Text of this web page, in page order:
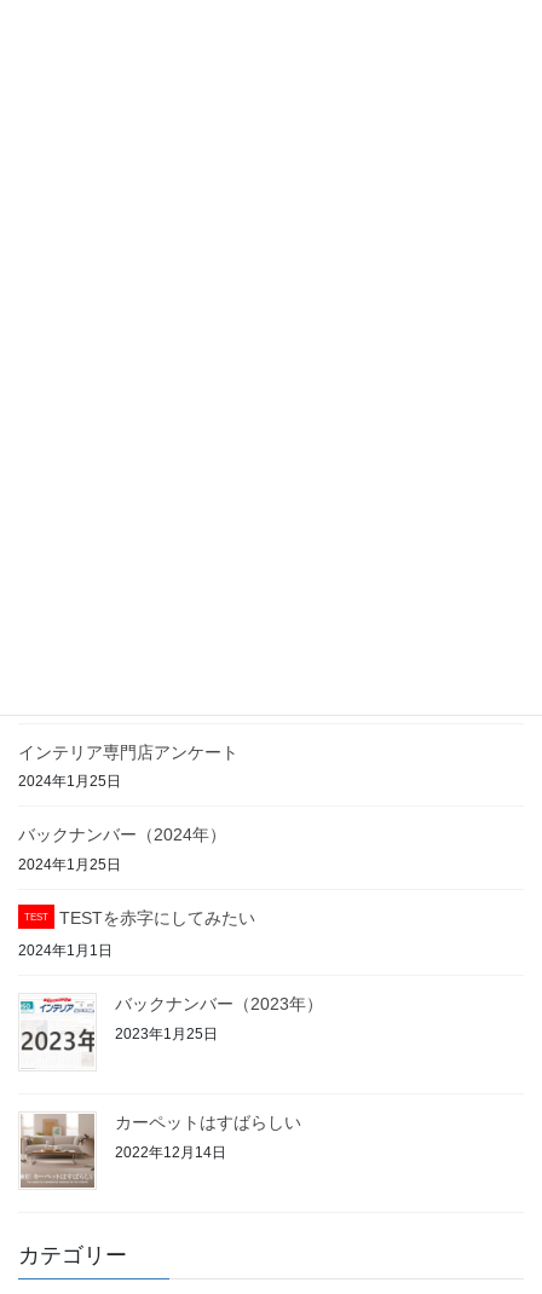
インテリア専門店アンケート
2024年1月25日
バックナンバー（2024年）
2024年1月25日
TEST TESTを赤字にしてみたい
2024年1月1日
バックナンバー（2023年）
2023年1月25日
カーペットはすばらしい
2022年12月14日
カテゴリー